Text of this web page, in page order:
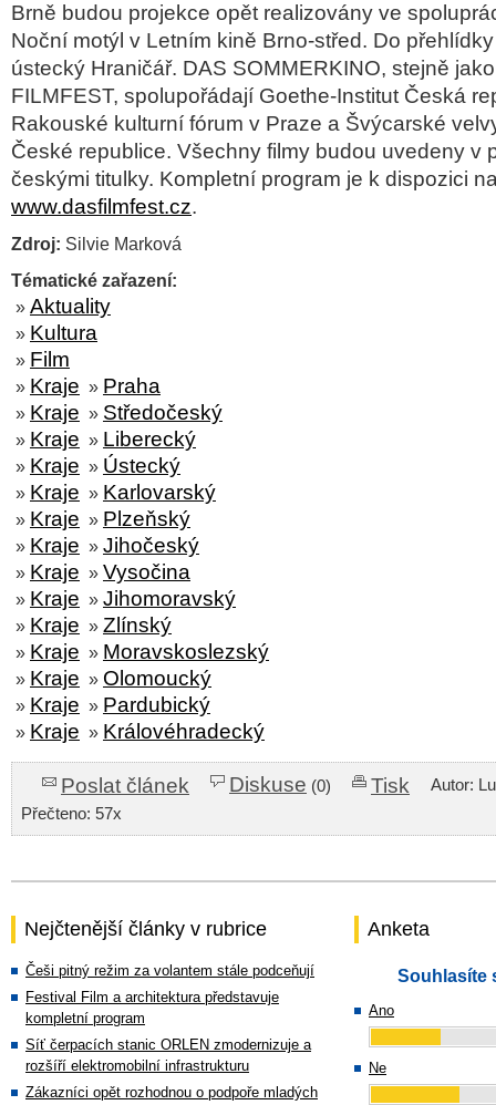
Brně budou projekce opět realizovány ve
Noční motýl v Letním kině Brno-střed. Do
ústecký Hraničář. DAS SOMMERKINO, stejně
FILMFEST, spolupořádají Goethe-Institut Česká
Rakouské kulturní fórum v Praze a Švýcarské
České republice. Všechny filmy budou uvedeny v
českými titulky. Kompletní program je k dispozici
www.dasfilmfest.cz.
Zdroj: Silvie Marková
Tématické zařazení:
» Aktuality
» Kultura
» Film
» Kraje » Praha
» Kraje » Středočeský
» Kraje » Liberecký
» Kraje » Ústecký
» Kraje » Karlovarský
» Kraje » Plzeňský
» Kraje » Jihočeský
» Kraje » Vysočina
» Kraje » Jihomoravský
» Kraje » Zlínský
» Kraje » Moravskoslezský
» Kraje » Olomoucký
» Kraje » Pardubický
» Kraje » Královéhradecký
Poslat článek Diskuse (0) Tisk
Autor:
Přečteno: 57x
Nejčtenější články v rubrice
Češi pitný režim za volantem stále podceňují
Festival Film a architektura představuje
kompletní program
Síť čerpacích stanic ORLEN zmodernizuje a
rozšíří elektromobilní infrastrukturu
Zákazníci opět rozhodnou o podpoře mladých
Anketa
Souhlasíte
Ano
Ne